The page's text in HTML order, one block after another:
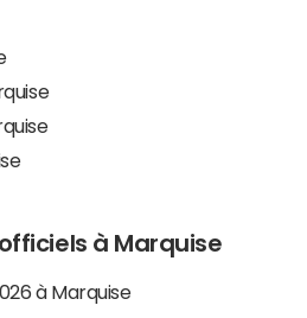
à Marquise
à Marquise